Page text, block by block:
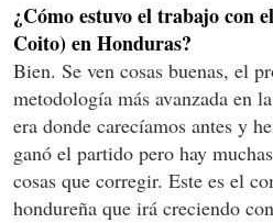
¿Cómo estuvo el trabajo con
Coito) en Honduras?
Bien. Se ven cosas buenas, el
metodología más avanzada en
era donde carecíamos antes y
ganó el partido pero hay
cosas que corregir. Este es el
hondureña que irá creciendo